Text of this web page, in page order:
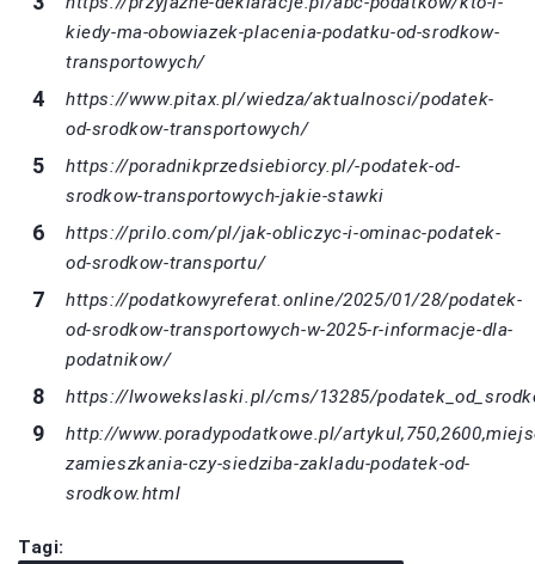
kiedy-ma-obowiazek-placenia-podatku-od-srodkow-
transportowych/
https://www.pitax.pl/wiedza/aktualnosci/podatek-
od-srodkow-transportowych/
https://poradnikprzedsiebiorcy.pl/-podatek-od-
srodkow-transportowych-jakie-stawki
https://prilo.com/pl/jak-obliczyc-i-ominac-podatek-
od-srodkow-transportu/
https://podatkowyreferat.online/2025/01/28/podatek-
od-srodkow-transportowych-w-2025-r-informacje-dla-
podatnikow/
https://lwowekslaski.pl/cms/13285/
http://www.poradypodatkowe.pl/
zamieszkania-czy-siedziba-zakladu-podatek-od-
srodkow.html
Tagi: